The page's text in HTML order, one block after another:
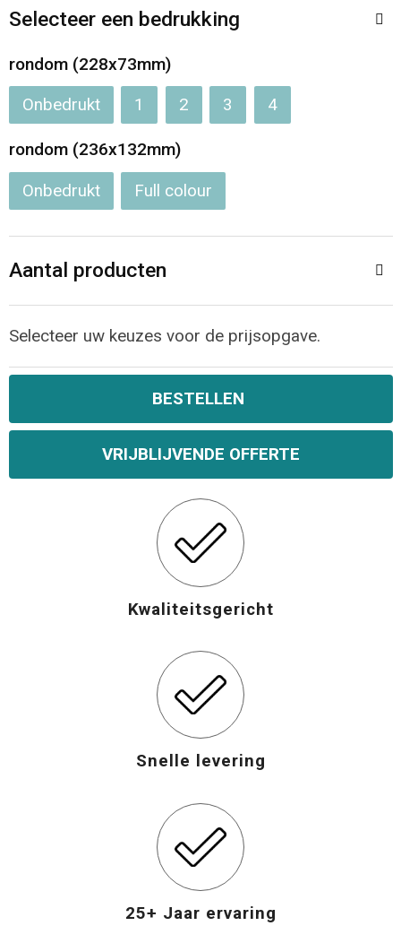
Selecteer een bedrukking
rondom (228x73mm)
Onbedrukt 1 2 3 4
rondom (236x132mm)
Onbedrukt Full colour
Aantal producten
Selecteer uw keuzes voor de prijsopgave.
BESTELLEN
VRIJBLIJVENDE OFFERTE
Kwaliteitsgericht
Snelle levering
25+ Jaar ervaring